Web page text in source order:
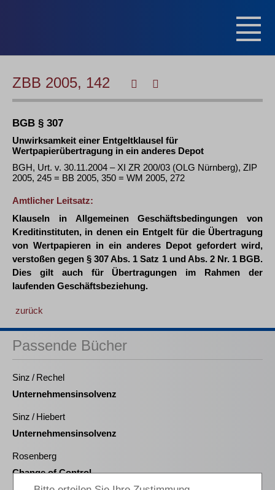
ZBB 2005, 142
BGB § 307
Unwirksamkeit einer Entgeltklausel für
Wertpapierübertragung in ein anderes Depot
BGH, Urt. v. 30.11.2004 – XI ZR 200/03 (OLG Nürnberg), ZIP
2005, 245 = BB 2005, 350 = WM 2005, 272
Amtlicher Leitsatz:
Klauseln in Allgemeinen Geschäftsbedingungen von
Kreditinstituten, in denen ein Entgelt für die Übertragung
von Wertpapieren in ein anderes Depot gefordert wird,
verstoßen gegen § 307 Abs. 1 Satz 1 und Abs. 2 Nr. 1 BGB.
Dies gilt auch für Übertragungen im Rahmen der
laufenden Geschäftsbeziehung.
zurück
Passende Bücher
Sinz / Rechel
Unternehmensinsolvenz
Sinz / Hiebert
Unternehmensinsolvenz
Rosenberg
Change of Control-